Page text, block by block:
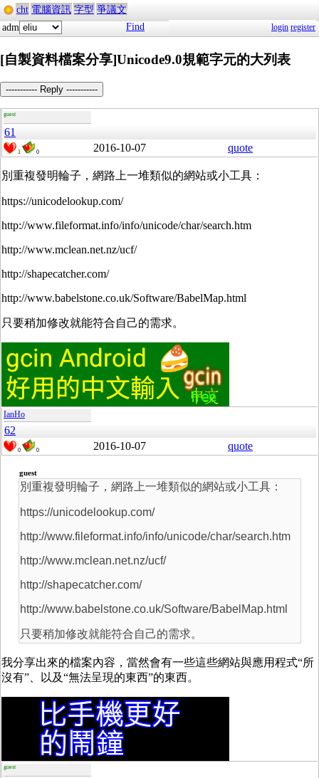
cht 電腦資訊 字型 爭議文
adm
Find login register
[自製資料檔案分享]Unicode9.0規範字元的大列表
----------- Reply -----------
guest
61
1 0 2016-10-07 quote
別重複發明輪子，網路上一堆類似的網站或小工具：
https://unicodelookup.com/
http://www.fileformat.info/info/unicode/char/search.htm
http://www.mclean.net.nz/ucf/
http://shapecatcher.com/
http://www.babelstone.co.uk/Software/BabelMap.html
只要稍加修改就能符合自己的需求。
IanHo
62
0 0 2016-10-07 quote
guest
別重複發明輪子，網路上一堆類似的網站或小工具：
https://unicodelookup.com/
http://www.fileformat.info/info/unicode/char/search.htm
http://www.mclean.net.nz/ucf/
http://shapecatcher.com/
http://www.babelstone.co.uk/Software/BabelMap.html
只要稍加修改就能符合自己的需求。
我分享出來的檔案內容，當然會有一些這些網站與應用程式“所
沒有”、以及“無法呈現的東西”的東西。
guest